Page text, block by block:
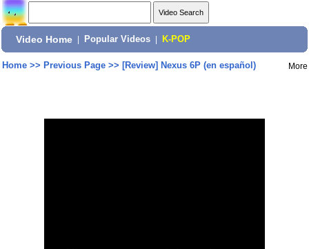
Video Home Popular Videos K-POP
Home>> Previous Page>> [Review] Nexus 6P (en español) More